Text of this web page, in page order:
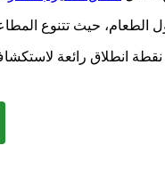
حيث تتنوع
انطلاق رائعة